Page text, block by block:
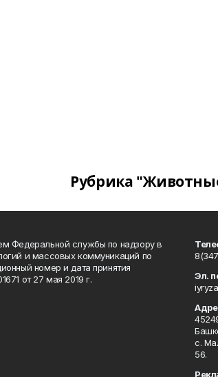
Рубрика
Федеральной службы по надзору в
и массовых коммуникаций по
номер и дата принятия
от 27 мая 2019 г.
Эл.
с.
56.